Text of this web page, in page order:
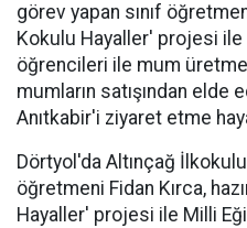
görev yapan sınıf
Kokulu Hayaller' projesi
öğrencileri ile mum
mumların satışından
Anıtkabir'i ziyaret etme
Dörtyol'da Altınçağ
öğretmeni Fidan Kırca,
Hayaller' projesi ile Milli